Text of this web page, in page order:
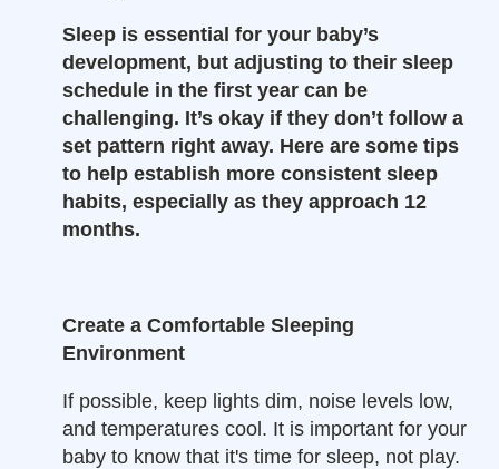
Sleep is essential for your baby’s
development, but adjusting to their sleep
schedule in the first year can be
challenging. It’s okay if they don’t follow a
set pattern right away. Here are some tips
to help establish more consistent sleep
habits, especially as they approach 12
months.
Create a Comfortable Sleeping
Environment
If possible, keep lights dim, noise levels low,
and temperatures cool. It is important for your
baby to know that it's time for sleep, not play.